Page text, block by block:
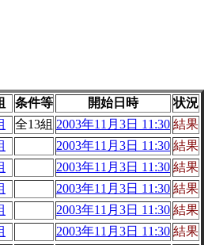
条件等 開始日時
状況
全13組 2003年11月3日 11:30 結果
2003年11月3日 11:30 結果
2003年11月3日 11:30 結果
2003年11月3日 11:30 結果
2003年11月3日 11:30 結果
2003年11月3日 11:30 結果